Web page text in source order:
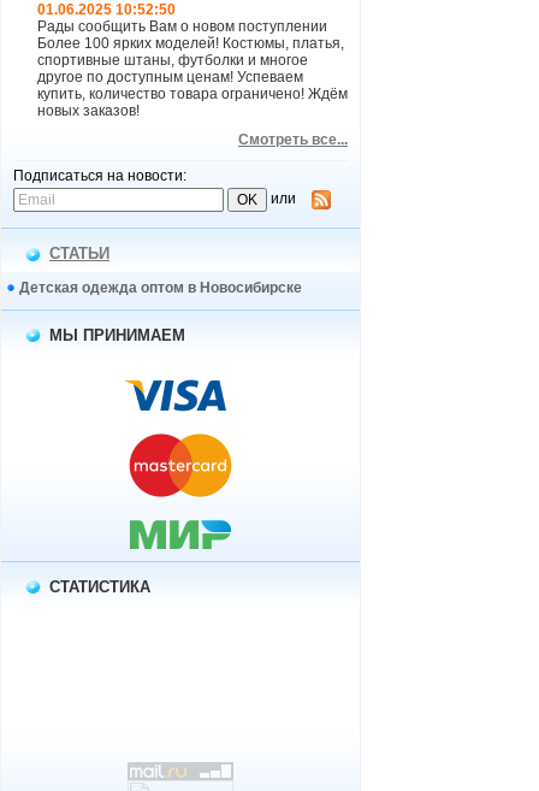
01.06.2025 10:52:50
Рады сообщить Вам о новом поступлении
Более 100 ярких моделей! Костюмы, платья,
спортивные штаны, футболки и многое
другое по доступным ценам! Успеваем
купить, количество товара ограничено! Ждём
новых заказов!
Смотреть все...
Подписаться на новости:
или
СТАТЬИ
Детская одежда оптом в Новосибирске
МЫ ПРИНИМАЕМ
СТАТИСТИКА